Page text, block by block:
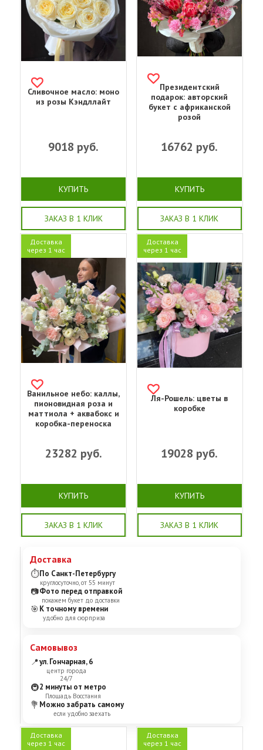
Сливочное масло: моно
из розы Кэндллайт
9018 руб.
КУПИТЬ
ЗАКАЗ В 1 КЛИК
Президентский
подарок: авторский
букет с африканской
розой
16762 руб.
КУПИТЬ
ЗАКАЗ В 1 КЛИК
Доставка
через 1 час
Ванильное небо: каллы,
пионовидная роза и
маттиола + аквабокс и
коробка-переноска
23282 руб.
КУПИТЬ
ЗАКАЗ В 1 КЛИК
Доставка
через 1 час
Ля-Рошель: цветы в
коробке
19028 руб.
КУПИТЬ
ЗАКАЗ В 1 КЛИК
Доставка
⏱По Санкт-Петербургу
круглосуточно, от 55 минут
📷Фото перед отправкой
покажем букет до доставки
🎯К точному времени
удобно для сюрприза
Самовывоз
📍ул. Гончарная, 6
центр города
24/7
🚇2 минуты от метро
Площадь Восстания
💐 Можно забрать самому
если удобно заехать
Доставка
через 1 час
Доставка
через 1 час